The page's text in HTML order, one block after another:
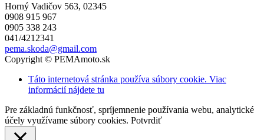
Horný Vadičov 563, 02345
0908 915 967
0905 338 243
041/4212341
pema.skoda@gmail.com
Copyright © PEMAmoto.sk
Táto internetová stránka používa súbory cookie. Viac
informácií nájdete tu
Pre základnú funkčnosť, spríjemnenie používania webu, analytické
účely využívame súbory cookies. Potvrdiť